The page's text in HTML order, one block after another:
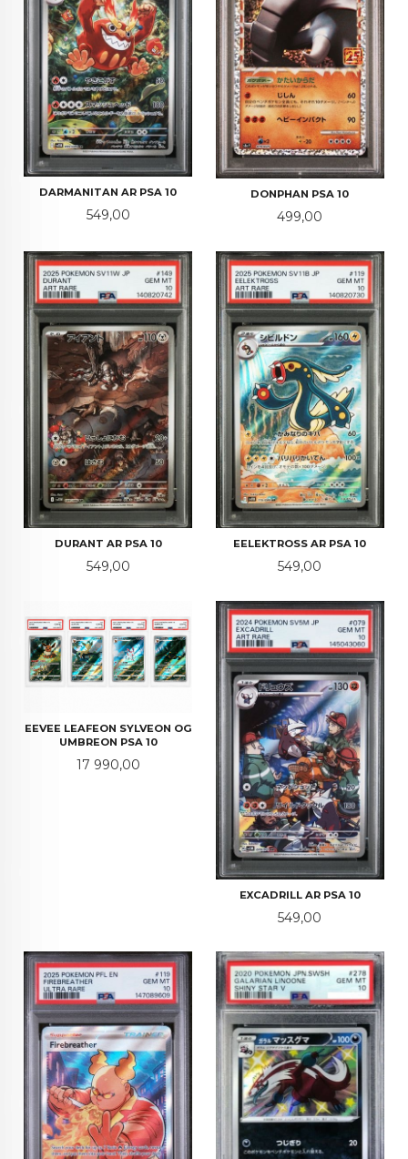
DARMANITAN AR PSA 10
Pris
549,00
DONPHAN PSA 10
Pris
499,00
DURANT AR PSA 10
Pris
549,00
EELEKTROSS AR PSA 10
Pris
549,00
EEVEE LEAFEON SYLVEON OG
UMBREON PSA 10
Pris
17 990,00
EXCADRILL AR PSA 10
Pris
549,00